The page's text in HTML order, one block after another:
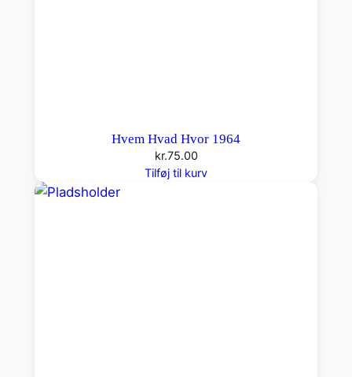
Hvem Hvad Hvor 1964
kr.75.00
Tilføj til kurv